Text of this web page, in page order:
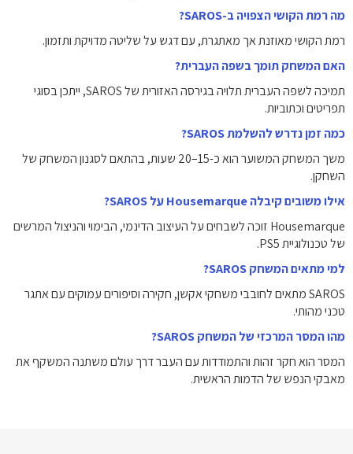
מה רמת הקושי הצפויה ב-SAROS?
רמת הקושי מאוזנת אך מאתגרת, עם דגש על שליטה מדויקת ותזמון.
האם המשחק תומך בשפה העברית?
תמיכה לשפה העברית תלויה בגירסה האזורית של SAROS, ייתכן בסוגי
תפריטים וכתוביות.
כמה זמן נדרש להשלמת SAROS?
משך המשחק המשוער הוא כ-15–20 שעות, בהתאם לסגנון המשחק של
השחקן.
אילו משובים קיבלה Housemarque על SAROS?
Housemarque זוכה לשבחים על העיצוב הדינמי, הבימוי והניצול המרשים
של טכנולוגיית PS5.
למי מתאים המשחק SAROS?
SAROS מתאים לחובבי משחקי אקשן, חקירה וסיפורים עמוקים עם אתגר
טכני מהותי.
מהו המסר המרכזי של המשחק SAROS?
המסר הוא חקר זהות והתמודדות עם העבר דרך עולם משתנה המשקף את
מאבקי הנפש של הדמות הראשית.